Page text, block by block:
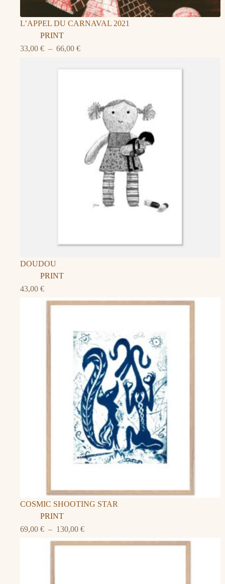
L’APPEL DU CARNAVAL 2021
PRINT
33,00 € – 66,00 €Plage
DOUDOU
PRINT
43,00 €
COSMIC SHOOTING STAR
PRINT
69,00 € – 130,00 €Plage
prix :